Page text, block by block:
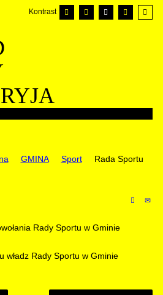
Kontrast
GMINA Sport Rada Sportu
Rady Sportu w Gminie
władz Rady Sportu w Gminie